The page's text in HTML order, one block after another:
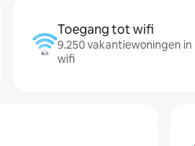
Toegang tot wifi
9.250 vakantiewoningen
wifi